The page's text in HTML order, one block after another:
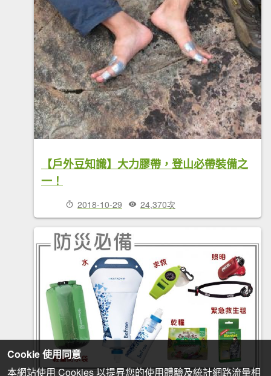
【戶外豆知識】大力膠帶，登山必帶裝備之
一！
2018-10-29 24,370次
Cookie 使用同意
本網站使用 Cookies 以提昇您的使用體驗及統計網路流量相